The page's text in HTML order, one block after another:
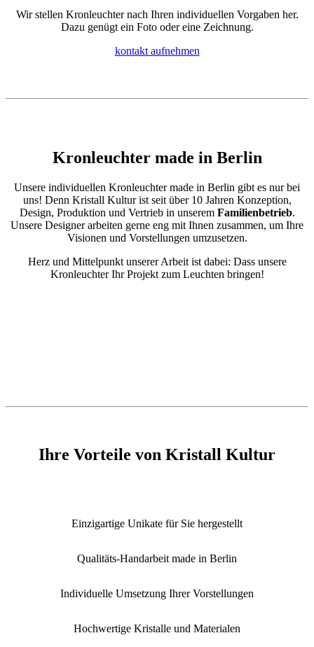
Wir stellen Kronleuchter nach Ihren individuellen Vorgaben her.
Dazu genügt ein Foto oder eine Zeichnung.
kontakt aufnehmen
Kronleuchter made in Berlin
Unsere individuellen Kronleuchter made in Berlin gibt es nur bei
uns! Denn Kristall Kultur ist seit über 10 Jahren Konzeption,
Design, Produktion und Vertrieb in unserem Familienbetrieb.
Unsere Designer arbeiten gerne eng mit Ihnen zusammen, um Ihre
Visionen und Vorstellungen umzusetzen.
Herz und Mittelpunkt unserer Arbeit ist dabei: Dass unsere
Kronleuchter Ihr Projekt zum Leuchten bringen!
Ihre Vorteile von Kristall Kultur
Einzigartige Unikate für Sie hergestellt
Qualitäts-Handarbeit made in Berlin
Individuelle Umsetzung Ihrer Vorstellungen
Hochwertige Kristalle und Materialen